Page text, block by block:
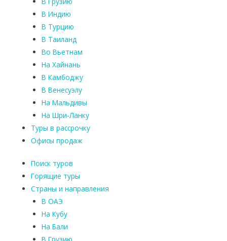
В Индию
В Турцию
В Таиланд
Во Вьетнам
На Хайнань
В Камбоджу
В Венесуэлу
На Мальдивы
На Шри-Ланку
Туры в рассрочку
Офисы продаж
Поиск туров
Горящие туры
Страны и направления
В ОАЭ
На Кубу
На Бали